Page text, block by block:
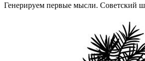
Генерируем первые мысли. Советский